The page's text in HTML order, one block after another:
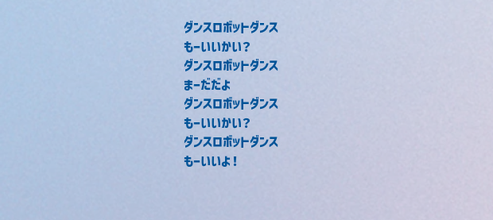
ダンスロボットダンス
もーいいかい？
ダンスロボットダンス
まーだだよ
ダンスロボットダンス
もーいいかい？
ダンスロボットダンス
もーいいよ！